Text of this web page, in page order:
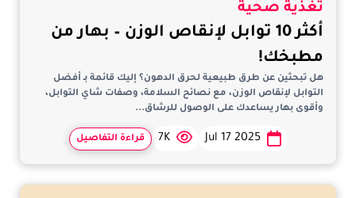
تغذية صحية
أكثر 10 توابل لإنقاص الوزن – بهار من
مطبخك!
هل تبحثين عن طرق طبيعية لحرق الدهون؟ إليك قائمة بـ أفضل
التوابل لإنقاص الوزن، مع نصائح السلامة، وصفات شاي التوابل،
وأقوى بهار يساعدك على الوصول للرشاق...
Jul 17 2025
7K قراءة التفاصيل